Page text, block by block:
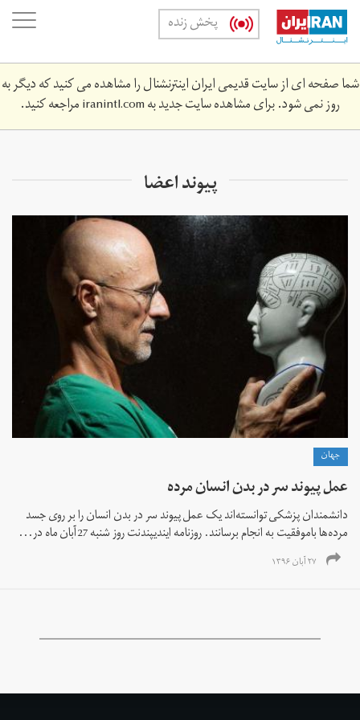
Skip
main
content
پخش زنده
شما صفحه ای از سایت قدیمی ایران اینترنشنال را مشاهده می کنید که دیگر به
روز نمی شود. برای مشاهده سایت جدید بهiranintl.comمراجعه کنید.
پیوند اعضا
جهان
عمل پیوند سر در بدن انسان مرده
دانشمندان پزشکی توانسته‌اند یک عمل پیوند سر در بدن انسان را بر روی جسد
مرده‌ها باموفقیت به انجام برسانند. روزنامه ایندیپندنت روز شنبه 27 آبان ماه در...
۲۷ آبان ۱۳۹۶